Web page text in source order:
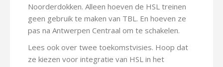
Noorderdokken. Alleen hoeven de HSL treinen
geen gebruik te maken van TBL. En hoeven ze
pas na Antwerpen Centraal om te schakelen.
Lees ook over twee toekomstvisies. Hoop dat
ze kiezen voor integratie van HSL in het